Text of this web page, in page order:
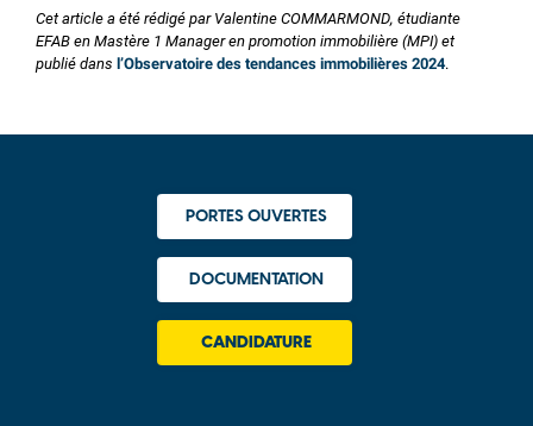
Cet article a été rédigé par Valentine COMMARMOND, étudiante
EFAB en Mastère 1 Manager en promotion immobilière (MPI) et
publié dans l’Observatoire des tendances immobilières 2024.
PORTES OUVERTES
DOCUMENTATION
CANDIDATURE